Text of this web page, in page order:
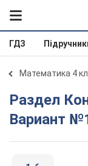
ГДЗ
Математика 4
Раздел Контрольна робота №8.
Вариант